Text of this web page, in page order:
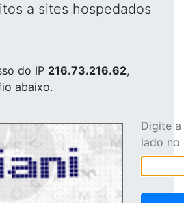
a sites hospedados
do IP 216.73.216.62,
abaixo.
Digite
lado no